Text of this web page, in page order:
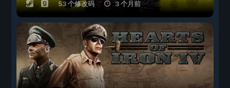
53 个修改码 3 个月前